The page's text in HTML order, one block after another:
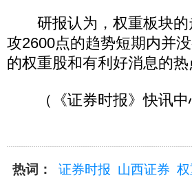
研报认为，权重板块的
攻2600点的趋势短期内并
的权重股和有利好消息的热
（《证券时报》快讯中
热词： 证券时报 山西证券